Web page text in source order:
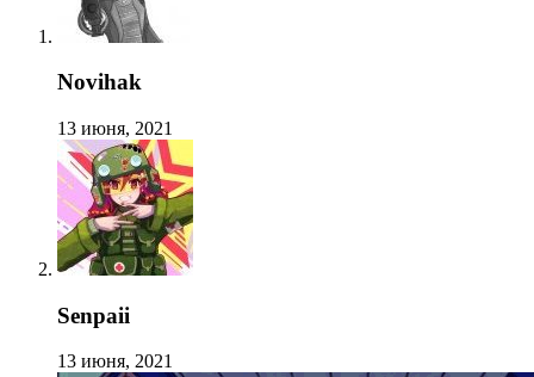
Novihak
13 июня, 2021
Senpaii
13 июня, 2021